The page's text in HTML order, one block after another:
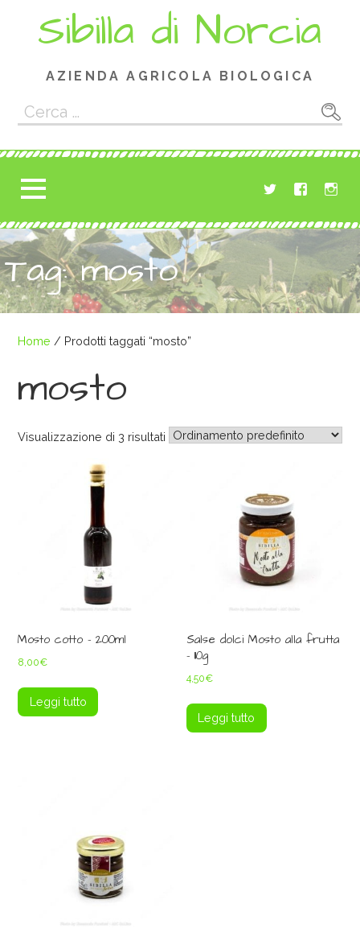
Sibilla di Norcia
AZIENDA AGRICOLA BIOLOGICA
Ricerca
per:
Tag: mosto
Home / Prodotti taggati “mosto”
mosto
Visualizzazione di 3 risultati
Mosto cotto – 200ml
8,00€
Leggi tutto
Salse dolci Mosto alla frutta
– 110g
4,50€
Leggi tutto